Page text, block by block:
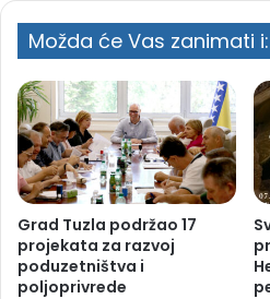
Kupio kruške na pijaci,
iznenadio:
Možda će Vas zanimati i:
Grad Tuzla podržao 17
projekata za razvoj
poduzetništva i
poljoprivrede